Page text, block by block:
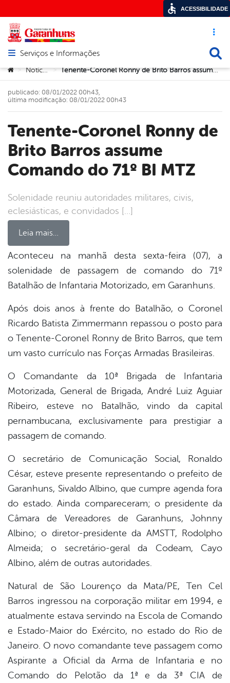
Acesso
Abrir menu principal de navegação
Serviços e Informações
Você está aqui:
> Notícias > Tenente-Coronel Ronny de Brito Barros assume Comando do 71º BI MTZ
Tenente-Coronel Ronny de
Brito Barros assume
Comando do 71º BI MTZ
Solenidade reuniu autoridades militares, civis,
eclesiásticas, e convidados […]
Leia mais…
publicado: 08/01/2022 00h43,
última modificação: 08/01/2022 00h43
Aconteceu na manhã desta sexta-feira (07), a
solenidade de passagem de comando do 71º
Batalhão de Infantaria Motorizado, em Garanhuns.
Após dois anos à frente do Batalhão, o Coronel
Ricardo Batista Zimmermann repassou o posto para
o Tenente-Coronel Ronny de Brito Barros, que tem
um vasto currículo nas Forças Armadas Brasileiras.
O Comandante da 10ª Brigada de Infantaria
Motorizada, General de Brigada, André Luiz Aguiar
Ribeiro, esteve no Batalhão, vindo da capital
pernambucana, exclusivamente para prestigiar a
passagem de comando.
O secretário de Comunicação Social, Ronaldo
César, esteve presente representando o prefeito de
Garanhuns, Sivaldo Albino, que cumpre agenda fora
do estado. Ainda compareceram; o presidente da
Câmara de Vereadores de Garanhuns, Johnny
Albino; o diretor-presidente da AMSTT, Rodolpho
Almeida; o secretário-geral da Codeam, Cayo
Albino, além de outras autoridades.
Natural de São Lourenço da Mata/PE, Ten Cel
Barros ingressou na corporação militar em 1994, e
atualmente estava servindo na Escola de Comando
e Estado-Maior do Exército, no estado do Rio de
Janeiro. O novo comandante teve passagem como
Aspirante a Oficial da Arma de Infantaria e no
Comando do Pelotão da 1ª e da 3ª CIA de
ACESSIBILIDADE